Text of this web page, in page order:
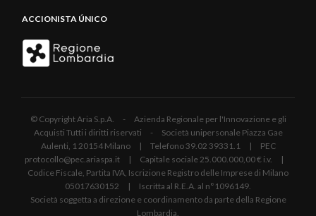
ACCIONISTA ÚNICO
© Copyright Aria S.p.A. - Azienda Regionale per l'Innovazione e gli
Acquisti Tutti i diritti riservati - Società unipersonale Piazza Gae
Aulenti, 1 20154 Milano | Telefono 39.02 39331.1 | PEC
protocollo@pec.ariaspa.it | Capitale sociale 25.000.000,00 € i.v. |
Codice Fiscale, Partita IVA, Iscrizione Registro delle Imprese di Milano
05017630152 | Iscritta al R.E.A. al n°1096149.
Società soggetta a direzione e coordinamento da parte della Regione
Lombardia.